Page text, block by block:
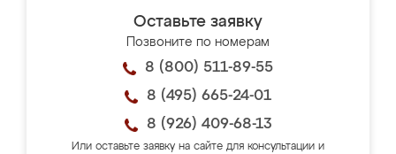
Оставьте заявку
Позвоните по номерам
8 (800) 511-89-55
8 (495) 665-24-01
8 (926) 409-68-13
Или оставьте заявку на сайте для консультации и